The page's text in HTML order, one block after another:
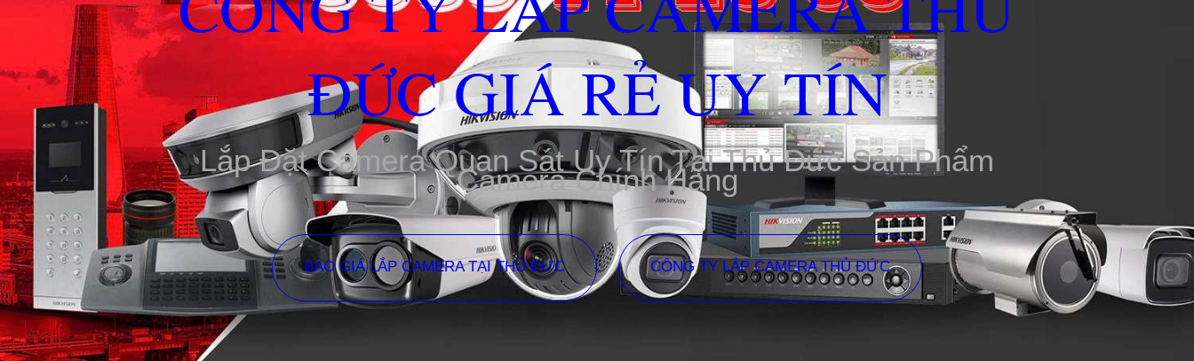
ĐỨC GIÁ RẺ UY TÍN
Lắp Đặt Camera Quan Sát Uy Tín Tại Thủ Đức Sản Phẩm
Camera Chính Hãng
BÁO GIÁ LẮP CAMERA TẠI THỦ ĐỨC CÔNG TY LẮP CAMERA THỦ ĐỨC